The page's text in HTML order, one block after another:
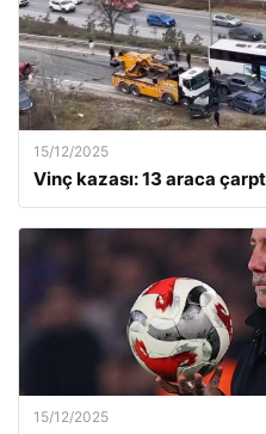
15/12/2025
Vinç kazası: 13 araca
15/12/2025